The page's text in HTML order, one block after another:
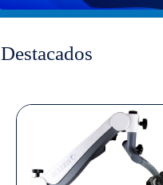
Destacados